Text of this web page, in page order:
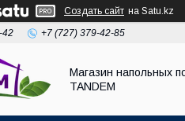
Создать сайт на Satu.kz
42 +7 (727) 379-42-85
Магазин напольных
TANDEM